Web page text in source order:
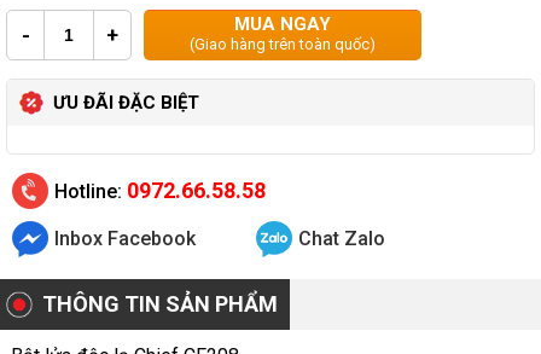
- + MUA NGAY
(Giao hàng trên toàn quốc)
ƯU ĐÃI ĐẶC BIỆT
Hotline: 0972.66.58.58
Inbox Facebook Chat Zalo
THÔNG TIN SẢN PHẨM